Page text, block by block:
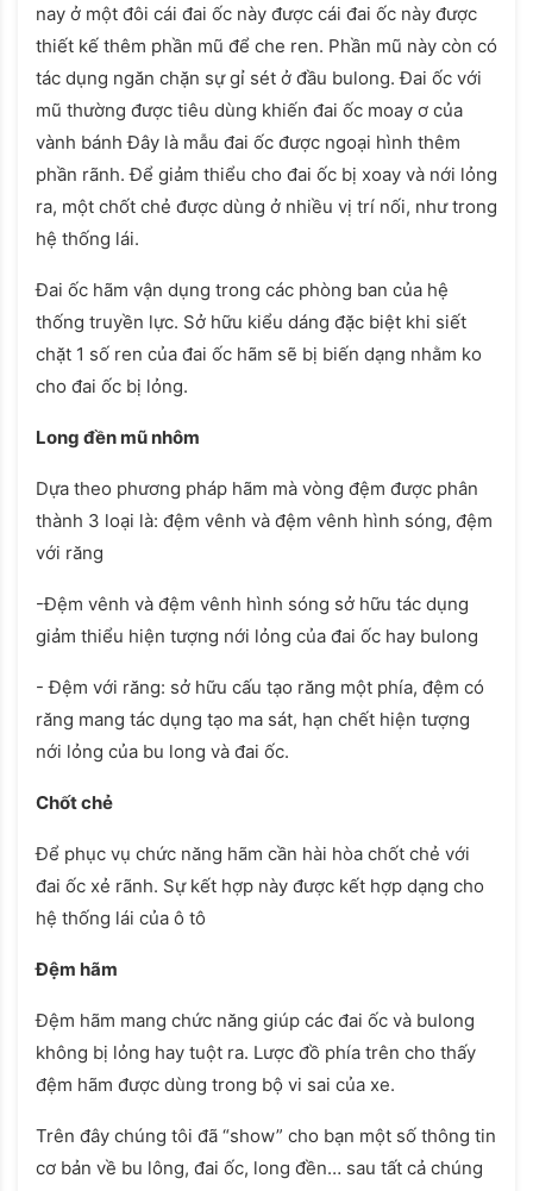
nay ở một đôi cái đai ốc này được cái đai ốc này được
thiết kế thêm phần mũ để che ren. Phần mũ này còn có
tác dụng ngăn chặn sự gỉ sét ở đầu bulong. Đai ốc với
mũ thường được tiêu dùng khiến đai ốc moay ơ của
vành bánh Đây là mẫu đai ốc được ngoại hình thêm
phần rãnh. Để giảm thiểu cho đai ốc bị xoay và nới lỏng
ra, một chốt chẻ được dùng ở nhiều vị trí nối, như trong
hệ thống lái.
Đai ốc hãm vận dụng trong các phòng ban của hệ
thống truyền lực. Sở hữu kiểu dáng đặc biệt khi siết
chặt 1 số ren của đai ốc hãm sẽ bị biến dạng nhằm ko
cho đai ốc bị lỏng.
Long đền mũ nhôm
Dựa theo phương pháp hãm mà vòng đệm được phân
thành 3 loại là: đệm vênh và đệm vênh hình sóng, đệm
với răng
-Đệm vênh và đệm vênh hình sóng sở hữu tác dụng
giảm thiểu hiện tượng nới lỏng của đai ốc hay bulong
- Đệm với răng: sở hữu cấu tạo răng một phía, đệm có
răng mang tác dụng tạo ma sát, hạn chết hiện tượng
nới lỏng của bu long và đai ốc.
Chốt chẻ
Để phục vụ chức năng hãm cần hài hòa chốt chẻ với
đai ốc xẻ rãnh. Sự kết hợp này được kết hợp dạng cho
hệ thống lái của ô tô
Đệm hãm
Đệm hãm mang chức năng giúp các đai ốc và bulong
không bị lỏng hay tuột ra. Lược đồ phía trên cho thấy
đệm hãm được dùng trong bộ vi sai của xe.
Trên đây chúng tôi đã “show” cho bạn một số thông tin
cơ bản về bu lông, đai ốc, long đền… sau tất cả chúng